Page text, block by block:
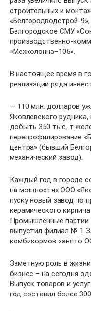
строительных и
«Белгородводстрой-
Белгородское СМУ
производственно-
«Мехколонна–105».
В настоящее время в
реализации ряда
— 110 млн. долларов
Яковлевского
добыть 350 тыс. т
перепрофилирование
центра» (бывший
механический завод).
Каждый год в городе
на мощностях ООО
пуску новый завод по
керамического
Промышленные партии
выпустил филиал № 1
комбикормов занято
Заметную роль в
бизнес – на сегодня
Выпуск товаров и
год составил более